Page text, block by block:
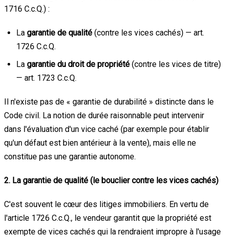
1716 C.c.Q.) :
La garantie de qualité (contre les vices cachés) — art.
1726 C.c.Q.
La garantie du droit de propriété (contre les vices de titre)
— art. 1723 C.c.Q.
Il n'existe pas de « garantie de durabilité » distincte dans le
Code civil. La notion de durée raisonnable peut intervenir
dans l'évaluation d'un vice caché (par exemple pour établir
qu'un défaut est bien antérieur à la vente), mais elle ne
constitue pas une garantie autonome.
2. La garantie de qualité (le bouclier contre les vices cachés)
C'est souvent le cœur des litiges immobiliers. En vertu de
l'article 1726 C.c.Q., le vendeur garantit que la propriété est
exempte de vices cachés qui la rendraient impropre à l'usage